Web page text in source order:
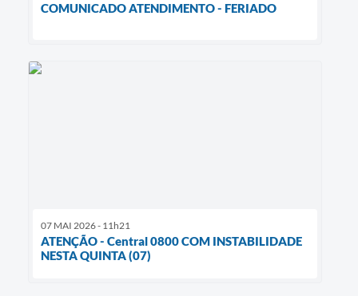
COMUNICADO ATENDIMENTO - FERIADO
07 MAI 2026 - 11h21
ATENÇÃO - Central 0800 COM INSTABILIDADE
NESTA QUINTA (07)